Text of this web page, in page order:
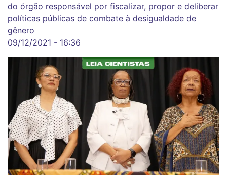
do órgão responsável por fiscalizar, propor e deliberar
políticas públicas de combate à desigualdade de
gênero
09/12/2021 - 16:36